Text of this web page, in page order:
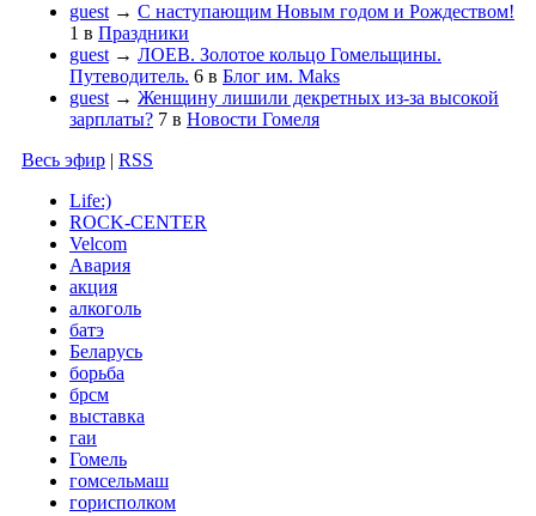
guest → С наступающим Новым годом и Рождеством!
1 в Праздники
guest → ЛОЕВ. Золотое кольцо Гомельщины.
Путеводитель. 6 в Блог им. Maks
guest → Женщину лишили декретных из-за высокой
зарплаты? 7 в Новости Гомеля
Весь эфир | RSS
Life:)
ROCK-CENTER
Velcom
Авария
акция
алкоголь
батэ
Беларусь
борьба
брсм
выставка
гаи
Гомель
гомсельмаш
горисполком